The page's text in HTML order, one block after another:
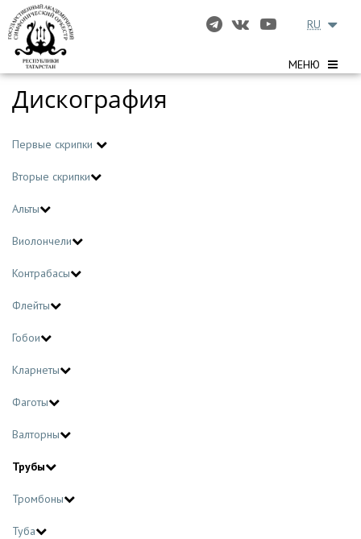
МЕНЮ
RU
Дискография
Первые скрипки
Вторые скрипки
Альты
Виолончели
Контрабасы
Флейты
Гобои
Кларнеты
Фаготы
Валторны
Трубы
Тромбоны
Туба